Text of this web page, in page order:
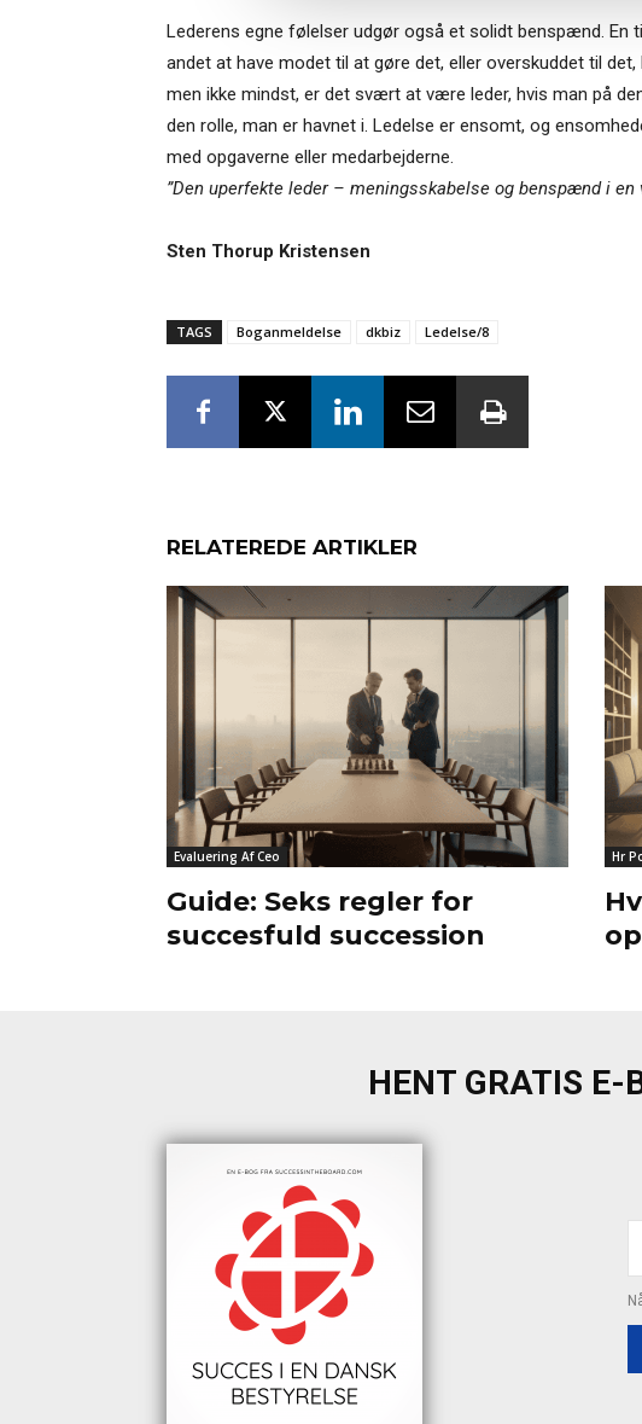
Lederens egne følelser udgør også et solidt benspænd. En
andet at have modet til at gøre det, eller overskuddet til
men ikke mindst, er det svært at være leder, hvis man på
den rolle, man er havnet i. Ledelse er ensomt, og
med opgaverne eller medarbejderne.
”Den uperfekte leder – meningsskabelse og benspænd i en
Sten Thorup Kristensen
TAGS Boganmeldelse dkbiz Ledelse/8
RELATEREDE ARTIKLER
Evaluering Af Ceo
Guide: Seks regler for
succesfuld succession
Hr
HENT GRATIS E-